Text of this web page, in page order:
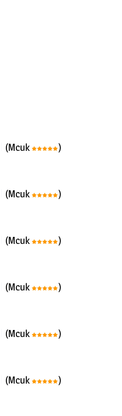
(Mcuk )
(Mcuk )
(Mcuk )
(Mcuk )
(Mcuk )
(Mcuk )